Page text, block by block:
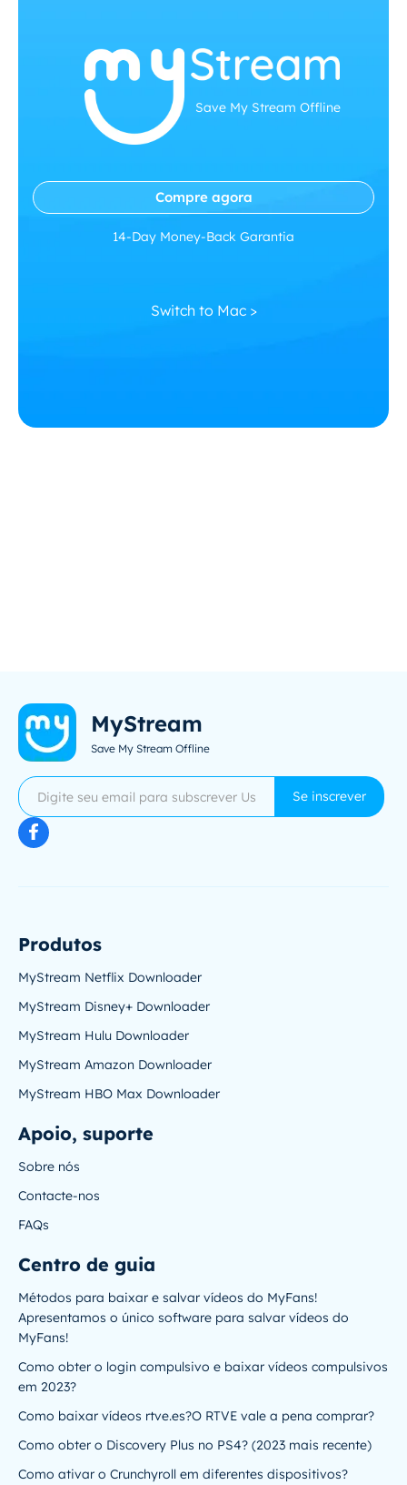
Save My Stream Offline
Compre agora
14-Day Money-Back Garantia
Switch to Mac >
MyStream
Save My Stream Offline
Se inscrever
Produtos
MyStream Netflix Downloader
MyStream Disney+ Downloader
MyStream Hulu Downloader
MyStream Amazon Downloader
MyStream HBO Max Downloader
Apoio, suporte
Sobre nós
Contacte-nos
FAQs
Centro de guia
Métodos para baixar e salvar vídeos do MyFans!
Apresentamos o único software para salvar vídeos do
MyFans!
Como obter o login compulsivo e baixar vídeos compulsivos
em 2023?
Como baixar vídeos rtve.es?O RTVE vale a pena comprar?
Como obter o Discovery Plus no PS4? (2023 mais recente)
Como ativar o Crunchyroll em diferentes dispositivos?